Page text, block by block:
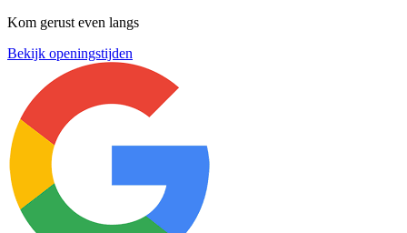
Kom gerust even langs
Bekijk openingstijden